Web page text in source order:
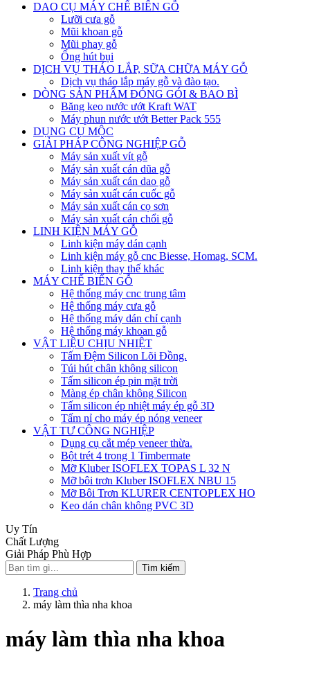
DAO CỤ MÁY CHẾ BIẾN GỖ
Lưỡi cưa gỗ
Mũi khoan gỗ
Mũi phay gỗ
Ống hút bụi
DỊCH VỤ THÁO LẮP, SỮA CHỮA MÁY GỖ
Dịch vụ tháo lắp máy gỗ và đào tạo.
DÒNG SẢN PHẨM ĐÓNG GÓI & BAO BÌ
Băng keo nước ướt Kraft WAT
Máy phun nước ướt Better Pack 555
DỤNG CỤ MỘC
GIẢI PHÁP CÔNG NGHIỆP GỖ
Máy sản xuất vít gỗ
Máy sản xuất cán dũa gỗ
Máy sản xuất cán dao gỗ
Máy sản xuất cán cuốc gỗ
Máy sản xuất cán cọ sơn
Máy sản xuất cán chổi gỗ
LINH KIỆN MÁY GỖ
Linh kiện máy dán cạnh
Linh kiện máy gỗ cnc Biesse, Homag, SCM.
Linh kiện thay thế khác
MÁY CHẾ BIẾN GỖ
Hệ thống máy cnc trung tâm
Hệ thống máy cưa gỗ
Hệ thống máy dán chỉ cạnh
Hệ thống máy khoan gỗ
VẬT LIỆU CHỊU NHIỆT
Tấm Đệm Silicon Lõi Đồng.
Túi hút chân không silicon
Tấm silicon ép pin mặt trời
Màng ép chân không Silicon
Tấm silicon ép nhiệt máy ép gỗ 3D
Tấm nỉ cho máy ép nóng veneer
VẬT TƯ CÔNG NGHIỆP
Dụng cụ cắt mép veneer thừa.
Bột trét 4 trong 1 Timbermate
Mỡ Kluber ISOFLEX TOPAS L 32 N
Mỡ bôi trơn Kluber ISOFLEX NBU 15
Mỡ Bôi Trơn KLURER CENTOPLEX HO
Keo dán chân không PVC 3D
Uy Tín
Chất Lượng
Giải Pháp Phù Hợp
Tìm kiếm
Trang chủ
máy làm thìa nha khoa
máy làm thìa nha khoa